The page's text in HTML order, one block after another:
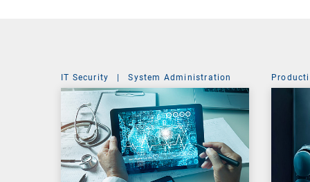
IT Security System Administration